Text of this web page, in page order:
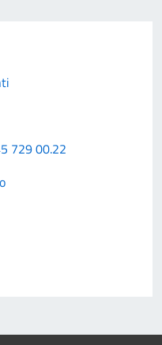
729 00.22